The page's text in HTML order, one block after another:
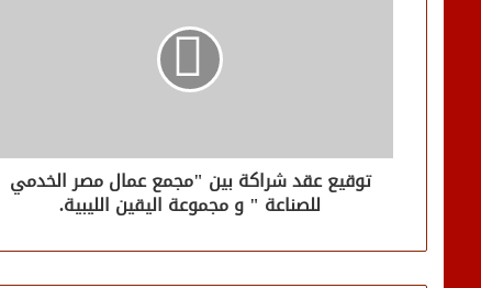
توقيع عقد شراكة بين "مجمع عمال مصر الخدمي
للصناعة " و مجموعة اليقين الليبية.